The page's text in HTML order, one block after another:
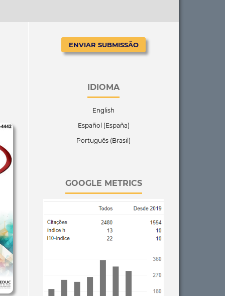
ENVIAR SUBMISSÃO
IDIOMA
English
Español (España)
Português (Brasil)
GOOGLE METRICS